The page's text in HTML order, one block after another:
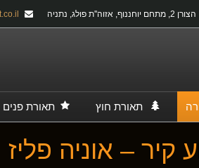
הצורן 2, מתחם יוחננוף, אזוה''ת פולג, נתניה
תאורת חוץ תאורת פנים
קיר – אוניה פליז